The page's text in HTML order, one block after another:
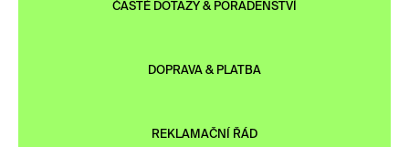
ČASTÉ DOTAZY & PORADENSTVÍ
DOPRAVA & PLATBA
REKLAMAČNÍ ŘÁD